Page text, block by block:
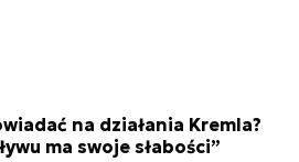
na działania Kremla?
ma swoje słabości”